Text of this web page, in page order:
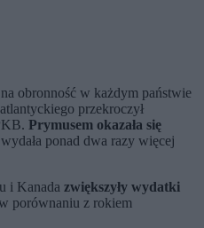
obronność w każdym państwie
przekroczył
Prymusem okazała się
ponad dwa razy więcej
i Kanada zwiększyły wydatki
porównaniu z rokiem